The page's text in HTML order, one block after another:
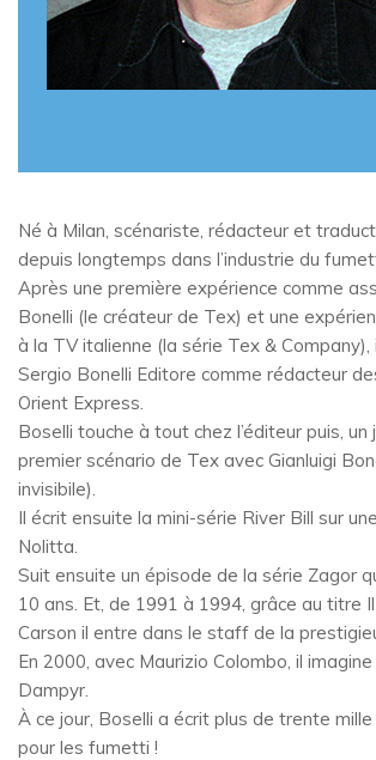
Né à Milan, scénariste, rédacteur et
depuis longtemps dans l’industrie du
Après une première expérience comme
Bonelli (le créateur de Tex) et une
à la TV italienne (la série Tex & Company),
Sergio Bonelli Editore comme rédacteur
Orient Express.
Boselli touche à tout chez l’éditeur puis, un
premier scénario de Tex avec Gianluigi
invisibile).
Il écrit ensuite la mini-série River Bill sur
Nolitta.
Suit ensuite un épisode de la série Zagor
10 ans. Et, de 1991 à 1994, grâce au titre
Carson il entre dans le staff de la
En 2000, avec Maurizio Colombo, il
Dampyr.
À ce jour, Boselli a écrit plus de trente
pour les fumetti !